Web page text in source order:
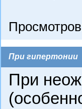
При гипертонии
При